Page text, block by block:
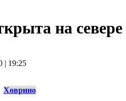
на
| 19:25
Ховрино